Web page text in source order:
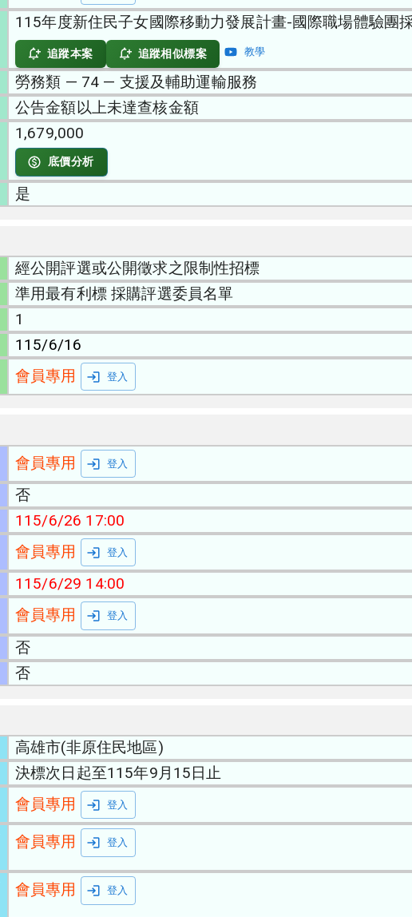
115年度新住民子女國際移動力發展計畫-國際職場體驗團
追蹤本案 追蹤相似標案 教學
勞務類 — 74 — 支援及輔助運輸服務
公告金額以上未達查核金額
1,679,000
底價分析
是
經公開評選或公開徵求之限制性招標
準用最有利標 採購評選委員名單
1
115/6/16
會員專用 登入
會員專用 登入
否
115/6/26 17:00
會員專用 登入
115/6/29 14:00
會員專用 登入
否
否
高雄市(非原住民地區)
決標次日起至115年9月15日止
會員專用 登入
會員專用 登入
會員專用 登入